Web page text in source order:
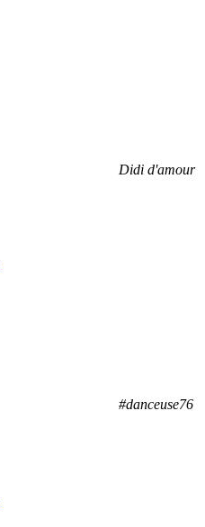
Didi d'amour
#danceuse76